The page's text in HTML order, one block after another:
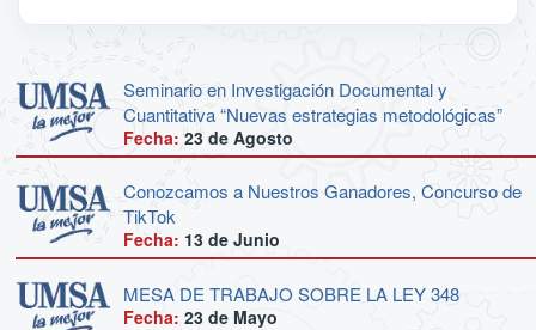
Seminario en Investigación Documental y
Cuantitativa “Nuevas estrategias metodológicas”
Fecha: 23 de Agosto
Conozcamos a Nuestros Ganadores, Concurso de
TikTok
Fecha: 13 de Junio
MESA DE TRABAJO SOBRE LA LEY 348
Fecha: 23 de Mayo